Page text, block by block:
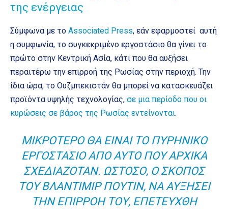
της ενέργειας
Σύμφωνα με το Associated Press, εάν εφαρμοστεί αυτή
η συμφωνία, το συγκεκριμένο εργοστάσιο θα γίνει το
πρώτο στην Κεντρική Ασία, κάτι που θα αυξήσει
περαιτέρω την επιρροή της Ρωσίας στην περιοχή. Την
ίδια ώρα, το Ουζμπεκιστάν θα μπορεί να κατασκευάζει
προϊόντα υψηλής τεχνολογίας, σε μια περίοδο που οι
κυρώσεις σε βάρος της Ρωσίας εντείνονται.
ΜΙΚΡΌΤΕΡΟ ΘΑ ΕΊΝΑΙ ΤΟ ΠΥΡΗΝΙΚΌ
ΕΡΓΟΣΤΆΣΙΟ ΑΠΌ ΑΥΤΌ ΠΟΥ ΑΡΧΙΚΆ
ΣΧΕΔΙΑΖΌΤΑΝ. ΩΣΤΌΣΟ, Ο ΣΚΟΠΌΣ
ΤΟΥ ΒΛΑΝΤΙΜΊΡ ΠΟΎΤΙΝ, ΝΑ ΑΥΞΉΣΕΊ
ΤΗΝ ΕΠΙΡΡΟΉ ΤΟΥ, ΕΠΕΤΕΎΧΘΗ